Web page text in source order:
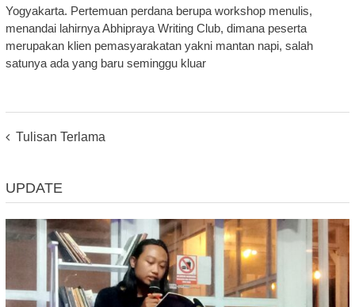
Yogyakarta. Pertemuan perdana berupa workshop menulis,
menandai lahirnya Abhipraya Writing Club, dimana peserta
merupakan klien pemasyarakatan yakni mantan napi, salah
satunya ada yang baru seminggu kluar
Posts
Tulisan Terlama
UPDATE